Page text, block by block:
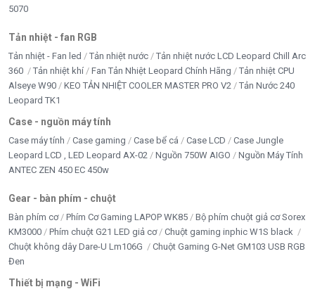
5070
Tản nhiệt - fan RGB
Tản nhiệt - Fan led Tản nhiệt nước
Tản nhiệt nước LCD Leopard Chill Arc
360
Tản nhiệt khí Fan Tản Nhiệt Leopard Chính Hãng
Tản nhiệt CPU
Alseye W90
KEO TẢN NHIỆT COOLER MASTER PRO V2
Tản Nước 240
Leopard TK1
Case - nguồn máy tính
Case máy tính Case gaming Case bể cá Case LCD
Case Jungle
Leopard LCD , LED Leopard AX-02
Nguồn 750W AIGO
Nguồn Máy Tính
ANTEC ZEN 450 EC 450w
Gear - bàn phím - chuột
Bàn phím cơ Phím Cơ Gaming LAPOP WK85
Bộ phím chuột giả cơ Sorex
KM3000
Phím chuột G21 LED giả cơ
Chuột gaming inphic W1S black
Chuột không dây Dare-U Lm106G
Chuột Gaming G-Net GM103 USB RGB
Đen
Thiết bị mạng - WiFi